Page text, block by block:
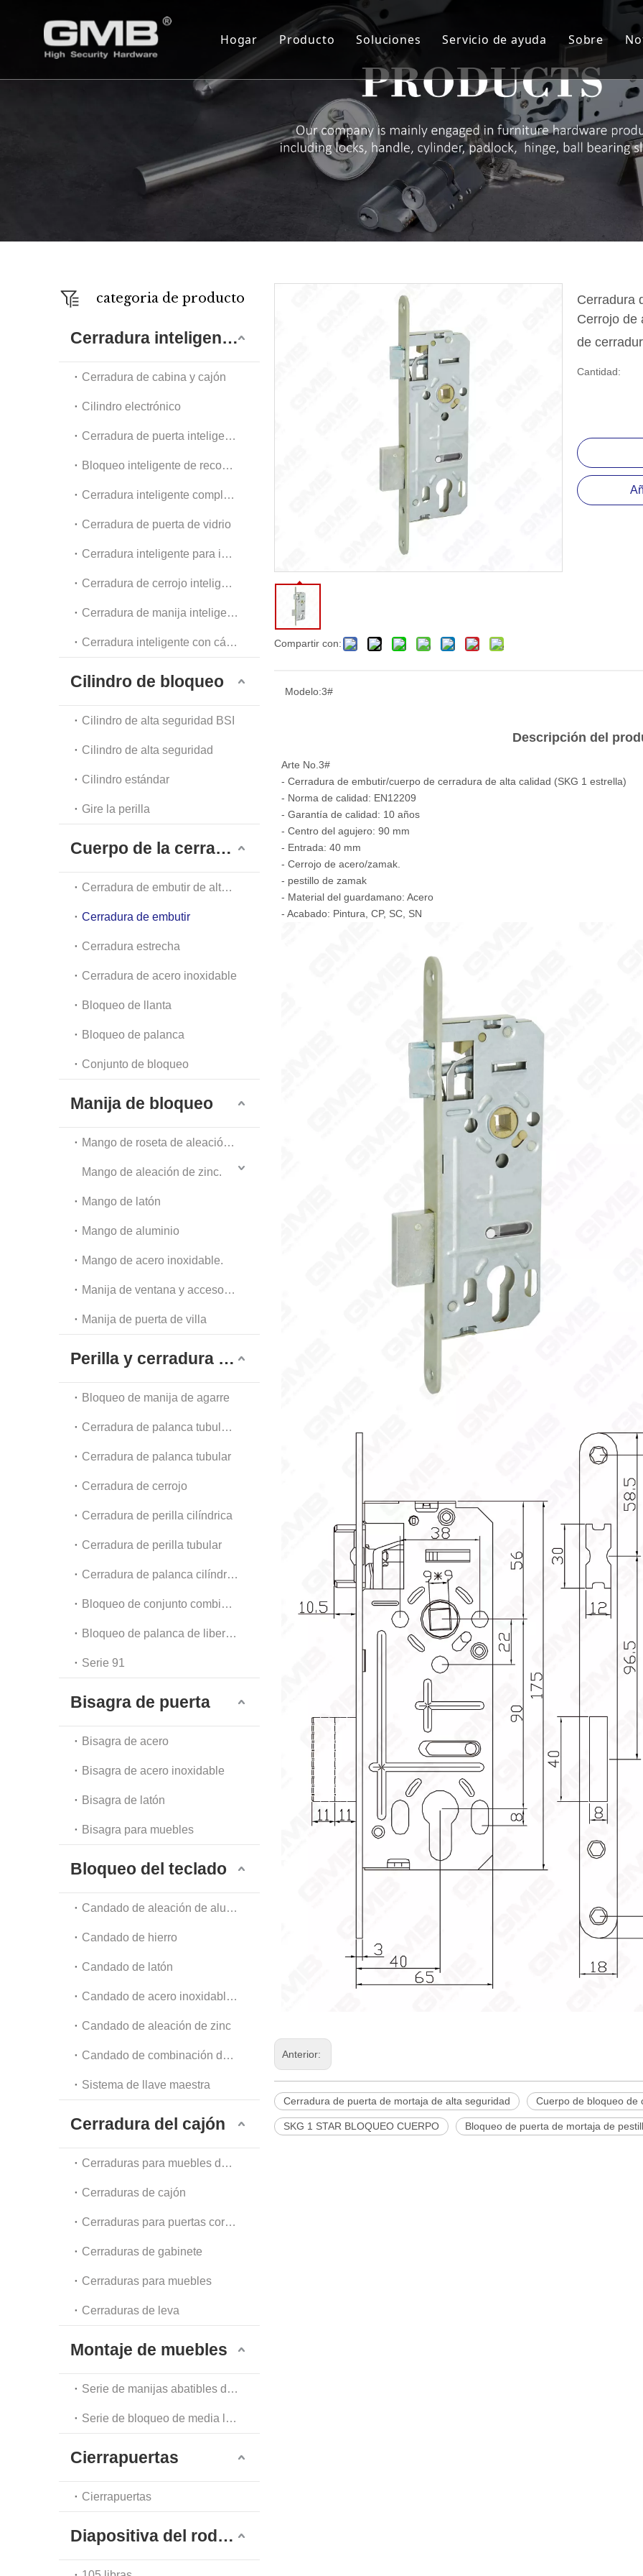
Hogar Producto
Cuerpo de la cerradura
Serie de manija de bloqueo
Bisagra
Bloqueo de almohadilla
Cerradura de cajón
Diapositiva del rodamiento de bolas
Accesorio de hardware
Soluciones
Solución personalizada
Material de artesanía
Servicio de ayuda
Servicio
I + D + i
QA y QC
Auditoría de proveedores y NDA
ROHS
Sobre
Sobre
Sobre
Sobre
Sobre
Sobre
categoria de producto
Cerradura inteligente digital
Cerradura de cabina y cajón
Cilindro electrónico
Cerradura de puerta inteligente exterior
Bloqueo inteligente de reconocimiento facial
Cerradura inteligente completamente automática
Cerradura de puerta de vidrio
Cerradura inteligente para interiores y apartamentos
Cerradura de cerrojo inteligente
Cerradura de manija inteligente
Cerradura inteligente con cámara
Cilindro de bloqueo
Cilindro de alta seguridad BSI
Cilindro de alta seguridad
Cilindro estándar
Gire la perilla
Cuerpo de la cerradura
Cerradura de embutir de alta seguridad
Cerradura de embutir
Cerradura estrecha
Cerradura de acero inoxidable
Bloqueo de llanta
Bloqueo de palanca
Conjunto de bloqueo
Manija de bloqueo
Mango de roseta de aleación de zinc
Mango de aleación de zinc.
Mango de latón
Mango de aluminio
Mango de acero inoxidable.
Manija de ventana y accesorios
Manija de puerta de villa
Perilla y cerradura tubular
Bloqueo de manija de agarre
Cerradura de palanca tubular de alta resistencia
Cerradura de palanca tubular
Cerradura de cerrojo
Cerradura de perilla cilíndrica
Cerradura de perilla tubular
Cerradura de palanca cilíndrica
Bloqueo de conjunto combinado
Bloqueo de palanca de liberación automática
Serie 91
Bisagra de puerta
Bisagra de acero
Bisagra de acero inoxidable
Bisagra de latón
Bisagra para muebles
Bloqueo del teclado
Candado de aleación de aluminio
Candado de hierro
Candado de latón
Candado de acero inoxidable y acero
Candado de aleación de zinc
Candado de combinación de equipaje y candado de cadena
Sistema de llave maestra
Cerradura del cajón
Cerraduras para muebles de oficina
Cerraduras de cajón
Cerraduras para puertas corredizas de vidrio
Cerraduras de gabinete
Cerraduras para muebles
Cerraduras de leva
Montaje de muebles
Serie de manijas abatibles de un solo punto
Serie de bloqueo de media luna
Cierrapuertas
Cierrapuertas
Diapositiva del rodamiento de bolas
Compartir con:
Cerradura
Cerrojo de
de
Cantidad:
Modelo:3#
Descripción del
Arte No.3#
- Cerradura de embutir/cuerpo de cerradura de alta calidad (SKG 1 estrella)
- Norma de calidad: EN12209
- Garantía de calidad: 10 años
- Centro del agujero: 90 mm
- Entrada: 40 mm
- Cerrojo de acero/zamak.
- pestillo de zamak
- Material del guardamano: Acero
- Acabado: Pintura, CP, SC, SN
Anterior:
Cerradura de puerta de mortaja de alta seguridad Cuerpo de bloqueo de
SKG 1 STAR BLOQUEO CUERPO Bloqueo de puerta de mortaja de